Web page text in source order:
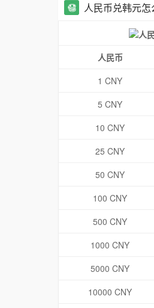
人民币兑韩元怎
人民币
1 CNY
5 CNY
10 CNY
25 CNY
50 CNY
100 CNY
500 CNY
1000 CNY
5000 CNY
10000 CNY